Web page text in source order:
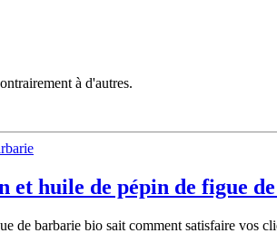
à d'autres.
et huile de pépin de figue
barbarie bio sait comment satisfaire vos